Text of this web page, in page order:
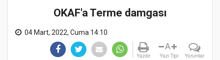
OKAF'a Terme damgası
04 Mart, 2022, Cuma 14:10
Yazdır
A
Yazı Tipi Yorumlar